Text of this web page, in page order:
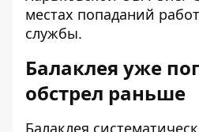
местах попаданий
службы.
Балаклея уже
обстрел раньше
Балаклея